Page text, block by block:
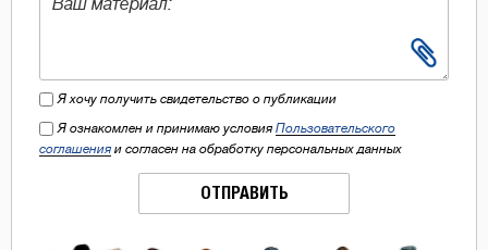
Я хочу получить свидетельство о публикации
Я ознакомлен и принимаю условия Пользовательского
соглашения и согласен на обработку персональных данных
ОТПРАВИТЬ